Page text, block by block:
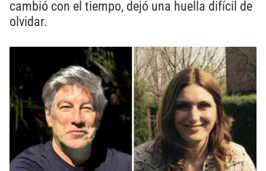
cambió con el tiempo, dejó una huella difícil de
olvidar.